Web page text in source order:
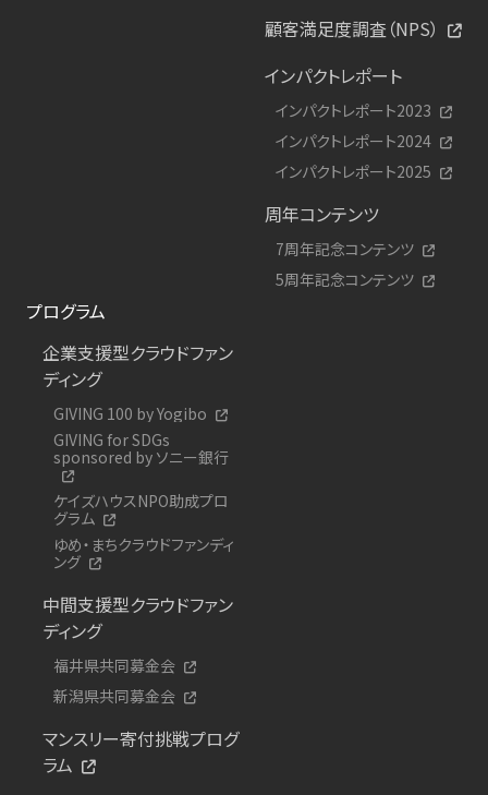
顧客満足度調査（NPS）
インパクトレポート
インパクトレポート2023
インパクトレポート2024
インパクトレポート2025
周年コンテンツ
7周年記念コンテンツ
5周年記念コンテンツ
プログラム
企業支援型クラウドファン
ディング
GIVING 100 by Yogibo
GIVING for SDGs
sponsored by ソニー銀行
ケイズハウスNPO助成プロ
グラム
ゆめ・まちクラウドファンディ
ング
中間支援型クラウドファン
ディング
福井県共同募金会
新潟県共同募金会
マンスリー寄付挑戦プログ
ラム